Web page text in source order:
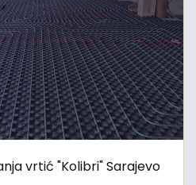
vrtić "Kolibri" Sarajevo